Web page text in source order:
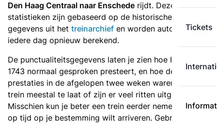
Tickets
Den Haag Centraal naar Enschede rijdt. Deze
statistieken zijn gebaseerd op de historische
gegevens uit het treinarchief en worden automatisch
iedere dag opnieuw berekend.
De punctualiteitsgegevens laten je zien hoe Intercity
1743 normaal gesproken presteert, en hoe de
prestaties in de afgelopen twee weken waren. Is deze
trein meestal te laat of zijn er veel ritten uitgevallen?
Misschien kun je beter een trein eerder nemen als je
op tijd op je bestemming wilt arriveren. Gebruik de